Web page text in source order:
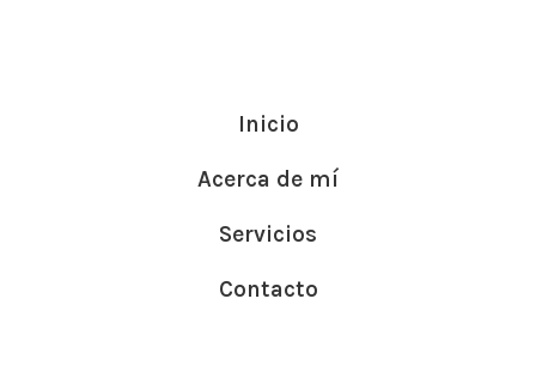
Inicio
Acerca de mí
Servicios
Contacto